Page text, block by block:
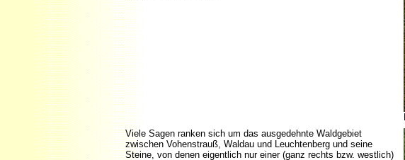
Viele Sagen ranken sich um das ausgedehnte Waldgebiet
zwischen Vohenstrauß, Waldau und Leuchtenberg und seine
Steine, von denen eigentlich nur einer (ganz rechts bzw. westlich)